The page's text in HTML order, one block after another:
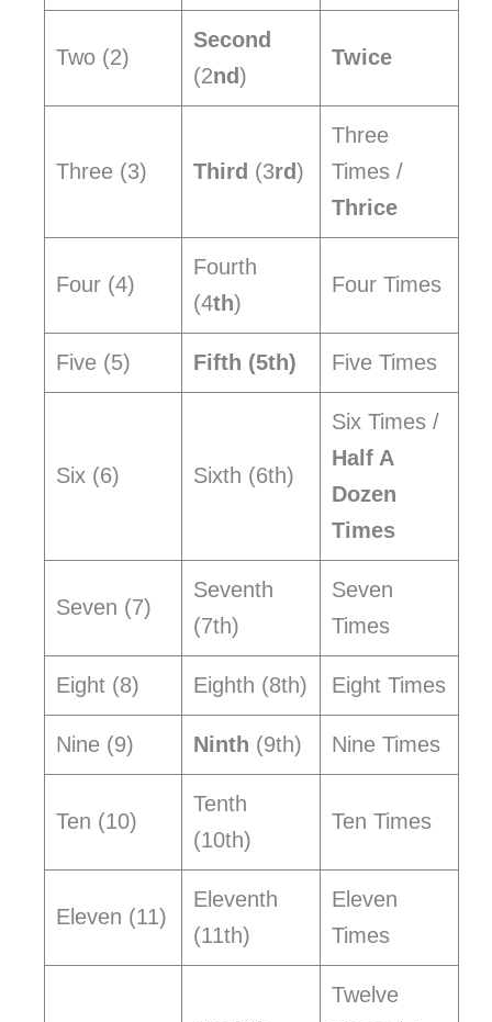
Two (2)
Second
(2nd)
Twice
Three (3) Third (3rd)
Three
Times /
Thrice
Four (4)
Fourth
(4th)
Four Times
Five (5) Fifth (5th) Five Times
Six (6) Sixth (6th)
Six Times /
Half A
Dozen
Times
Seven (7)
Seventh
(7th)
Seven
Times
Eight (8) Eighth (8th) Eight Times
Nine (9) Ninth (9th) Nine Times
Ten (10)
Tenth
(10th)
Ten Times
Eleven (11)
Eleventh
(11th)
Eleven
Times
Twelve